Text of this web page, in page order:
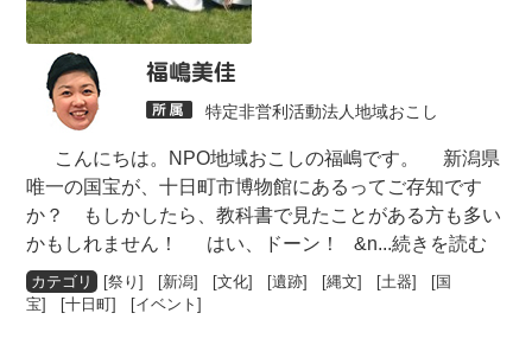
福嶋美佳
特定非営利活動法人地域おこし
こんにちは。NPO地域おこしの福嶋です。 新潟県
唯一の国宝が、十日町市博物館にあるってご存知です
か？ もしかしたら、教科書で見たことがある方も多い
かもしれません！ はい、ドーン！ &n...続きを読む
[祭り] [新潟] [文化] [遺跡] [縄文] [土器] [国
宝] [十日町] [イベント]